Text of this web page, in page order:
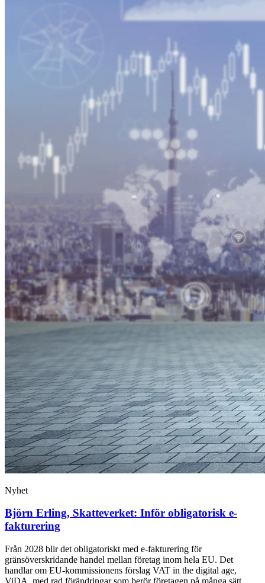
Nyhet
Björn Erling, Skatteverket: Inför obligatorisk e-
fakturering
Från 2028 blir det obligatoriskt med e-fakturering för
gränsöverskridande handel mellan företag inom hela EU. Det
handlar om EU-kommissionens förslag VAT in the digital age,
ViDA, med rad förändringar som berör företagen på många sätt.